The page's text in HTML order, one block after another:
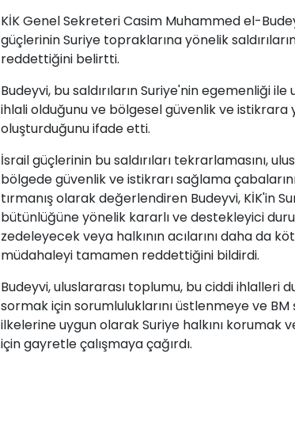
KİK Genel Sekreteri Casim Muhammed el-
güçlerinin Suriye topraklarına yönelik
reddettiğini belirtti.
Budeyvi, bu saldırıların Suriye'nin egemenliği
ihlali olduğunu ve bölgesel güvenlik ve
oluşturduğunu ifade etti.
İsrail güçlerinin bu saldırıları tekrarlamasını,
bölgede güvenlik ve istikrarı sağlama
tırmanış olarak değerlendiren Budeyvi, KİK'in
bütünlüğüne yönelik kararlı ve destekleyici
zedeleyecek veya halkının acılarını daha da
müdahaleyi tamamen reddettiğini bildirdi.
Budeyvi, uluslararası toplumu, bu ciddi ihlalleri
sormak için sorumluluklarını üstlenmeye ve BM
ilkelerine uygun olarak Suriye halkını
için gayretle çalışmaya çağırdı.